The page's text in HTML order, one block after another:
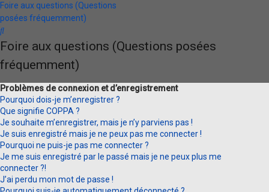
Foire aux questions (Questions
posées fréquemment)
Rechercher
Foire aux questions (Questions posées
fréquemment)
Problèmes de connexion et d’enregistrement
Pourquoi dois-je m’enregistrer ?
Que signifie COPPA ?
Je souhaite m’enregistrer, mais je n’y parviens pas !
Je suis enregistré mais je ne peux pas me connecter !
Pourquoi ne puis-je pas me connecter ?
Je me suis enregistré par le passé mais je ne peux plus me
connecter ?!
J’ai perdu mon mot de passe !